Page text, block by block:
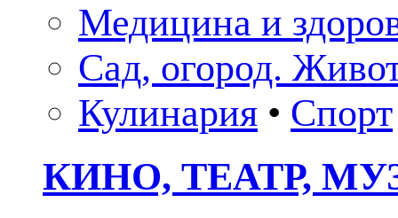
Медицина и
Сад, огород.
Кулинария • Спорт
КИНО, ТЕАТР,